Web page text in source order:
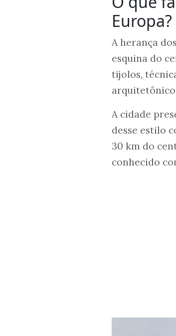
Europa?
A herança
esquina do
tijolos,
A cidade
desse estilo
30 km do
conhecido